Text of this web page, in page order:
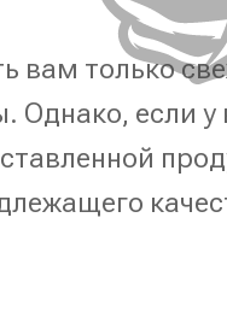
вам только
Однако, если у